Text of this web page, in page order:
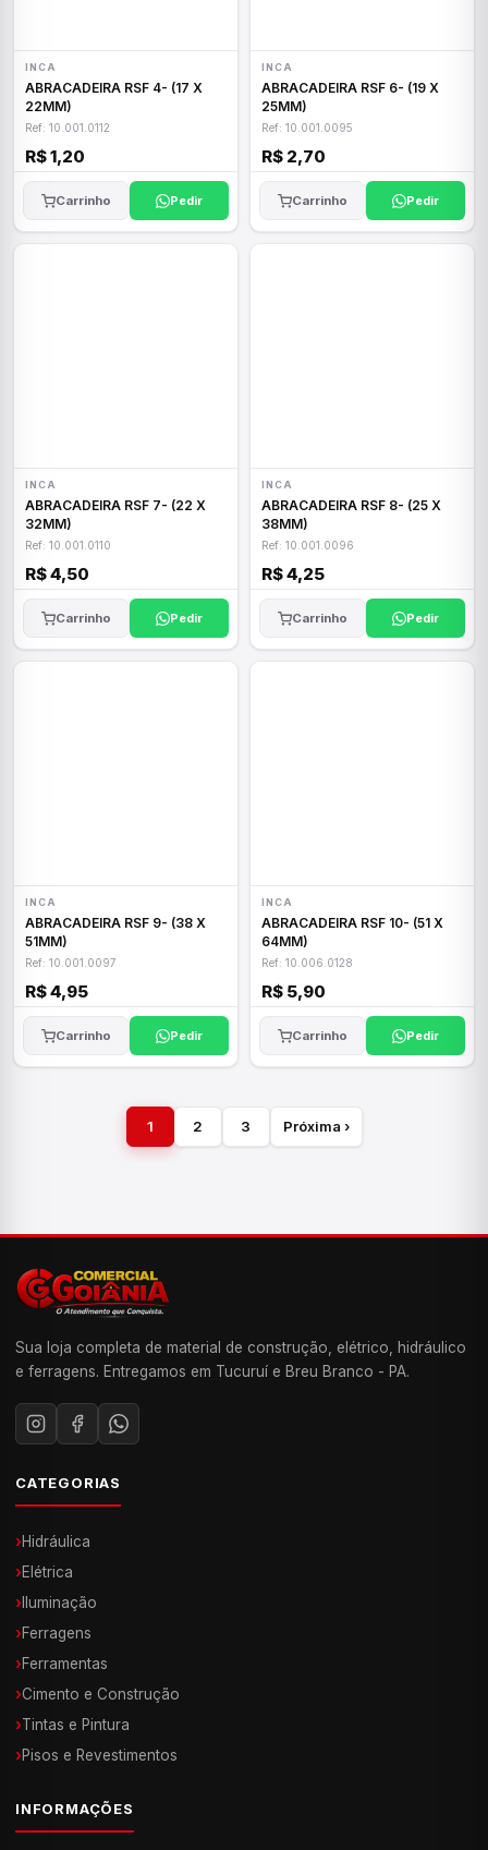
INCA
ABRACADEIRA RSF 4- (17 X
22MM)
Ref: 10.001.0112
R$ 1,20
Carrinho Pedir
INCA
ABRACADEIRA RSF 6- (19 X
25MM)
Ref: 10.001.0095
R$ 2,70
Carrinho Pedir
INCA
ABRACADEIRA RSF 7- (22 X
32MM)
Ref: 10.001.0110
R$ 4,50
Carrinho Pedir
INCA
ABRACADEIRA RSF 8- (25 X
38MM)
Ref: 10.001.0096
R$ 4,25
Carrinho Pedir
INCA
ABRACADEIRA RSF 9- (38 X
51MM)
Ref: 10.001.0097
R$ 4,95
Carrinho Pedir
INCA
ABRACADEIRA RSF 10- (51 X
64MM)
Ref: 10.006.0128
R$ 5,90
Carrinho Pedir
1 2 3 Próxima ›
Sua loja completa de material de construção, elétrico, hidráulico
e ferragens. Entregamos em Tucuruí e Breu Branco - PA.
CATEGORIAS
›Hidráulica
›Elétrica
› Iluminação
›Ferragens
›Ferramentas
›Cimento e Construção
›Tintas e Pintura
›Pisos e Revestimentos
INFORMAÇÕES